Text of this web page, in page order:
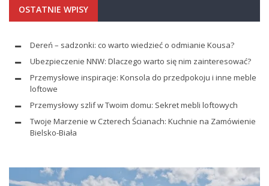
OSTATNIE WPISY
Dereń – sadzonki: co warto wiedzieć o odmianie Kousa?
Ubezpieczenie NNW: Dlaczego warto się nim zainteresować?
Przemysłowe inspiracje: Konsola do przedpokoju i inne meble
loftowe
Przemysłowy szlif w Twoim domu: Sekret mebli loftowych
Twoje Marzenie w Czterech Ścianach: Kuchnie na Zamówienie
Bielsko-Biała